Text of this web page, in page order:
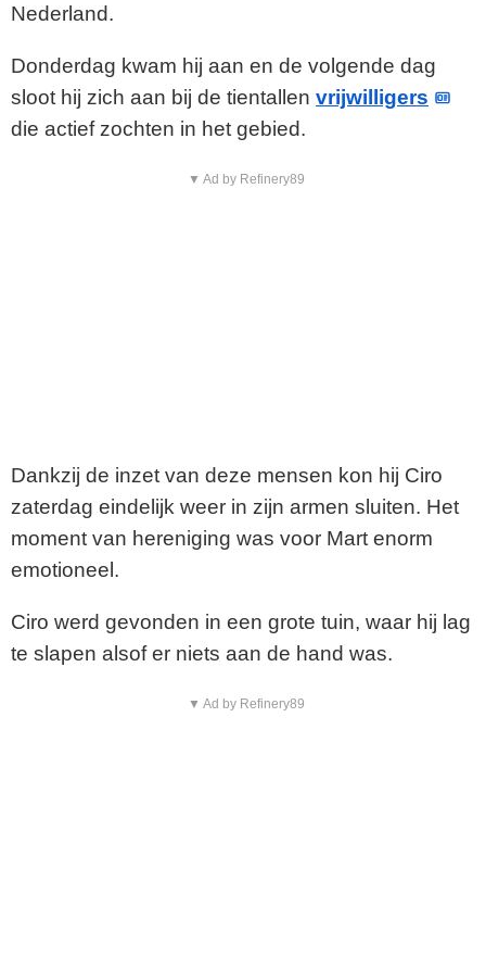
Nederland.
Donderdag kwam hij aan en de volgende dag
sloot hij zich aan bij de tientallen vrijwilligers
die actief zochten in het gebied.
▼ Ad by Refinery89
Dankzij de inzet van deze mensen kon hij Ciro
zaterdag eindelijk weer in zijn armen sluiten. Het
moment van hereniging was voor Mart enorm
emotioneel.
Ciro werd gevonden in een grote tuin, waar hij lag
te slapen alsof er niets aan de hand was.
▼ Ad by Refinery89